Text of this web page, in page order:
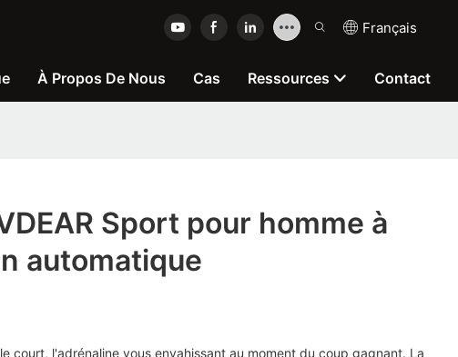
Français
À Propos De Nous Cas Ressources Contact
Sport pour homme à
automatique
court, l'adrénaline vous envahissant au moment du coup gagnant. La